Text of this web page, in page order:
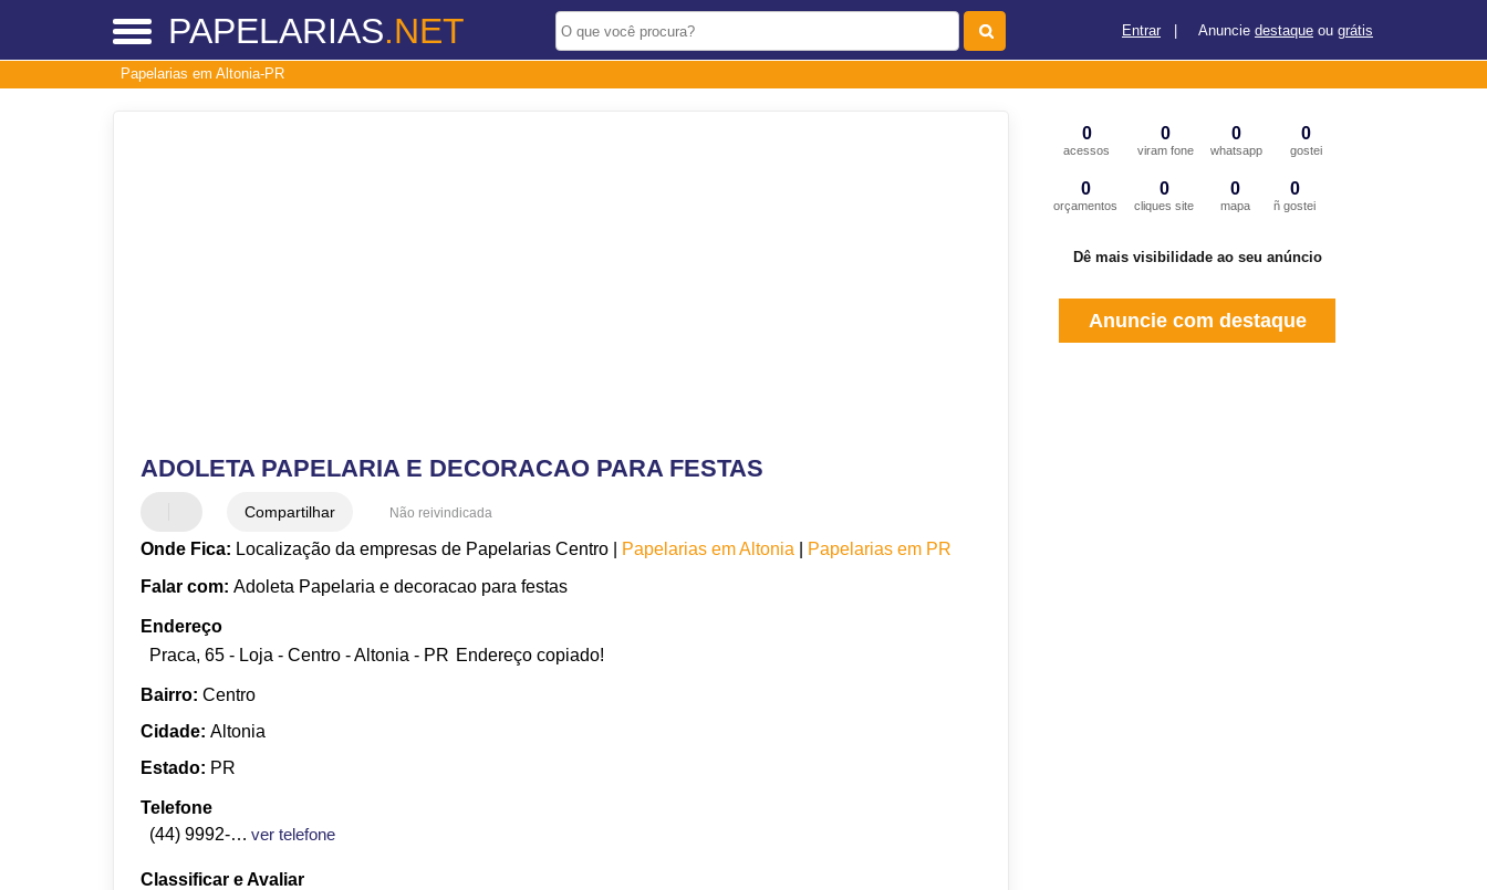
PAPELARIAS.NET Entrar Anuncie destaque ou grátis
Papelarias em Altonia-PR
ADOLETA PAPELARIA E DECORACAO PARA FESTAS
Compartilhar Não reivindicada
Onde Fica: Localização da empresas de Papelarias Centro | Papelarias em Altonia
Papelarias em PR
Falar com: Adoleta Papelaria e decoracao para festas
Endereço
Praca, 65 - Loja - Centro - Altonia - PR Endereço copiado!
Bairro: Centro
Cidade: Altonia
Estado: PR
Telefone
(44) 9992-6812
ver telefone
Classificar e Avaliar
0
acessos
0
viram fone
0
whatsapp
0
gostei
0
orçamentos
0
cliques site
0
mapa
0
ñ gostei
Dê mais visibilidade ao seu anúncio
Anuncie com destaque